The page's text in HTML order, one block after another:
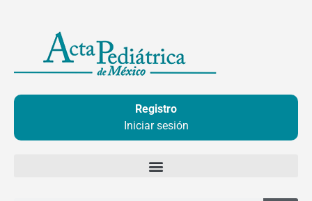
contenido
Registro
Iniciar sesión